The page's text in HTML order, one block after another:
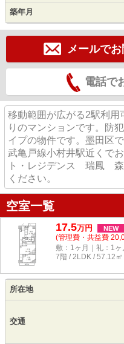
築年月
メールで
電話で
移動範囲が広がる2駅利用
りのマンションです。防
イプの物件です。墨田区
武亀戸線小村井駅近くで
ト・レジデンス 瑞鳳 森
ください。
空室一覧
17.5万円 NEW
(管理費・共益費
敷：1ヶ月｜礼：1ヶ
7階 / 2LDK / 57.12㎡
所在地
交通